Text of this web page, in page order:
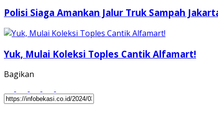
Polisi Siaga Amankan Jalur Truk Sampah
Yuk, Mulai Koleksi Toples Cantik Alfamart!
Bagikan